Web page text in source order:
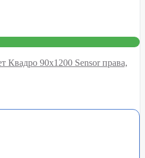
90х1200 Sensor права,